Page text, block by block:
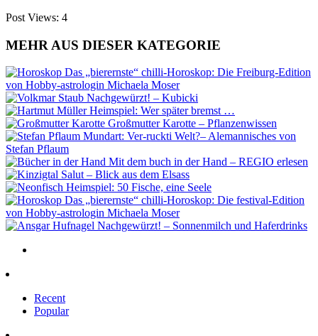
Post Views: 4
MEHR AUS DIESER KATEGORIE
Das „bierernste“ chilli-Horoskop: Die Freiburg-Edition
von Hobby-astrologin Michaela Moser
Nachgewürzt! – Kubicki
Heimspiel: Wer später bremst …
Großmutter Karotte – Pflanzenwissen
Mundart: Ver-ruckti Welt?– Alemannisches von
Stefan Pflaum
Mit dem buch in der Hand – REGIO erlesen
Salut – Blick aus dem Elsass
Heimspiel: 50 Fische, eine Seele
Das „bierernste“ chilli-Horoskop: Die festival-Edition
von Hobby-astrologin Michaela Moser
Nachgewürzt! – Sonnenmilch und Haferdrinks
Recent
Popular